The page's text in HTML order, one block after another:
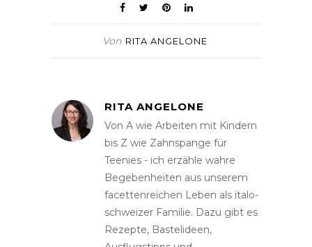
Von RITA ANGELONE
RITA ANGELONE
Von A wie Arbeiten mit Kindern
bis Z wie Zahnspange für
Teenies - ich erzähle wahre
Begebenheiten aus unserem
facettenreichen Leben als italo-
schweizer Familie. Dazu gibt es
Rezepte, Bastelideen,